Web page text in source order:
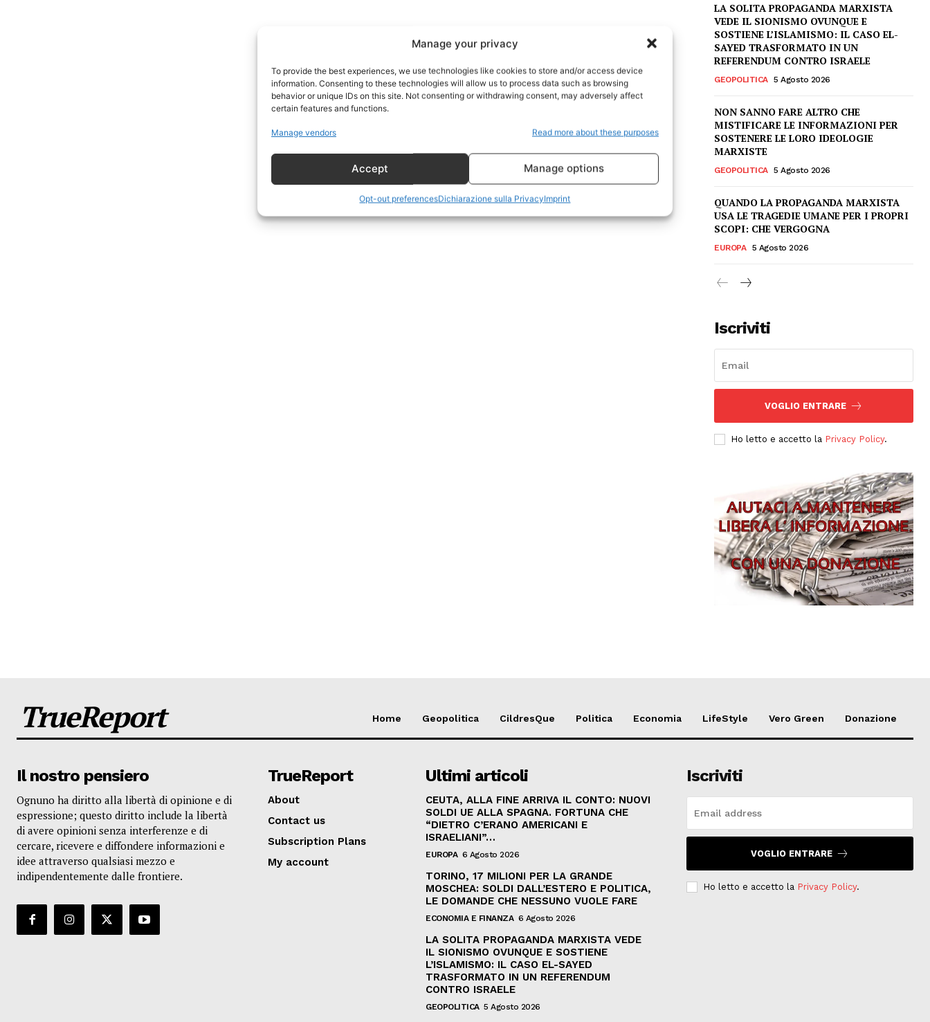
Geopolitica
Manage your privacy
To provide the best experiences, we use technologies like cookies to store and/or access device
information. Consenting to these technologies will allow us to process data such as browsing
behavior or unique IDs on this site. Not consenting or withdrawing consent, may adversely affect
certain features and functions.
Manage vendors Read more about these purposes
Accept Manage options
Opt-out preferencesDichiarazione sulla PrivacyImprint
LA SOLITA PROPAGANDA MARXISTA
VEDE IL SIONISMO OVUNQUE E
SOSTIENE L’ISLAMISMO: IL CASO EL-
SAYED TRASFORMATO IN UN
REFERENDUM CONTRO ISRAELE
GEOPOLITICA 5 Agosto 2026
NON SANNO FARE ALTRO CHE
MISTIFICARE LE INFORMAZIONI PER
SOSTENERE LE LORO IDEOLOGIE
MARXISTE
GEOPOLITICA 5 Agosto 2026
QUANDO LA PROPAGANDA MARXISTA
USA LE TRAGEDIE UMANE PER I PROPRI
SCOPI: CHE VERGOGNA
EUROPA 5 Agosto 2026
Iscriviti
VOGLIO ENTRARE
Ho letto e accetto la Privacy Policy.
TrueReport Home Geopolitica CildresQue Politica Economia LifeStyle Vero Green Donazione
Il nostro pensiero
Ognuno ha diritto alla libertà di opinione e di
espressione; questo diritto include la libertà
di avere opinioni senza interferenze e di
cercare, ricevere e diffondere informazioni e
idee attraverso qualsiasi mezzo e
indipendentemente dalle frontiere.
TrueReport
About
Contact us
Subscription Plans
My account
Ultimi articoli
CEUTA, ALLA FINE ARRIVA IL CONTO: NUOVI
SOLDI UE ALLA SPAGNA. FORTUNA CHE
“DIETRO C’ERANO AMERICANI E
ISRAELIANI”…
EUROPA 6 Agosto 2026
TORINO, 17 MILIONI PER LA GRANDE
MOSCHEA: SOLDI DALL’ESTERO E POLITICA,
LE DOMANDE CHE NESSUNO VUOLE FARE
ECONOMIA E FINANZA 6 Agosto 2026
LA SOLITA PROPAGANDA MARXISTA VEDE
IL SIONISMO OVUNQUE E SOSTIENE
L’ISLAMISMO: IL CASO EL-SAYED
TRASFORMATO IN UN REFERENDUM
CONTRO ISRAELE
GEOPOLITICA 5 Agosto 2026
Iscriviti
VOGLIO ENTRARE
Ho letto e accetto la Privacy Policy.